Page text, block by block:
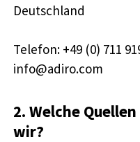
Deutschland
Telefon: +49 (0) 711
info@adiro.com
2. Welche
wir?